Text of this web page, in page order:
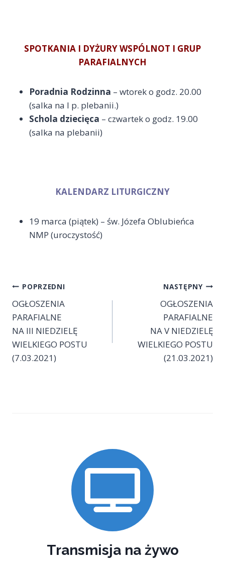
SPOTKANIA I DYŻURY WSPÓLNOT I GRUP
PARAFIALNYCH
Poradnia Rodzinna – wtorek o godz. 20.00
(salka na I p. plebanii.)
Schola dziecięca – czwartek o godz. 19.00
(salka na plebanii)
KALENDARZ LITURGICZNY
19 marca (piątek) – św. Józefa Oblubieńca
NMP (uroczystość)
Nawigacja
wpisu
POPRZEDNI
OGŁOSZENIA
PARAFIALNE
NA III NIEDZIELĘ
WIELKIEGO POSTU
(7.03.2021)
NASTĘPNY
OGŁOSZENIA
PARAFIALNE
NA V NIEDZIELĘ
WIELKIEGO POSTU
(21.03.2021)
Transmisja na żywo